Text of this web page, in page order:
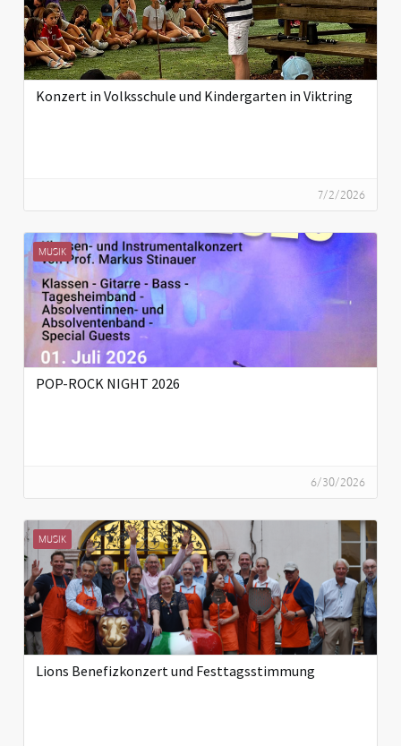
Konzert in Volksschule und Kindergarten in Viktring
7/2/2026
MUSIK
POP-ROCK NIGHT 2026
6/30/2026
MUSIK
Lions Benefizkonzert und Festtagsstimmung